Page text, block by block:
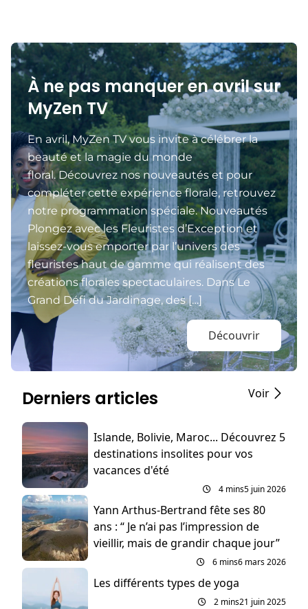
À ne pas manquer en avril sur
MyZen TV
En avril, MyZen TV vous invite à célébrer la
beauté et la magie du monde
floral. Découvrez nos nouveautés et pour
compléter cette expérience florale, retrouvez
notre programmation spéciale. Nouveautés
Plongez avec les Fleuristes d’Exception et
laissez-vous emporter par l’univers des
fleuristes haut de gamme qui réalisent des
créations florales spectaculaires. Dans Le
Grand Défi du Jardinage, des […]
Découvrir
Derniers articles Voir
Islande, Bolivie, Maroc... Découvrez 5
destinations insolites pour vos
vacances d'été
4 mins5 juin 2026
Yann Arthus-Bertrand fête ses 80
ans : “ Je n’ai pas l’impression de
vieillir, mais de grandir chaque jour”
6 mins6 mars 2026
Les différents types de yoga
2 mins21 juin 2025